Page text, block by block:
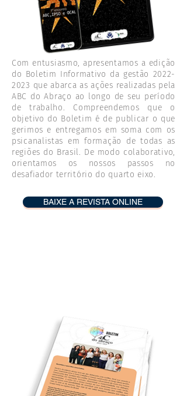
Com entusiasmo, apresentamos a edição
do Boletim Informativo da gestão 2022-
2023 que abarca as ações realizadas pela
ABC do Abraço ao longo de seu período
de trabalho. Compreendemos que o
objetivo do Boletim é de publicar o que
gerimos e entregamos em soma com os
psicanalistas em formação de todas as
regiões do Brasil. De modo colaborativo,
orientamos os nossos passos no
desafiador território do quarto eixo.
BAIXE A REVISTA ONLINE